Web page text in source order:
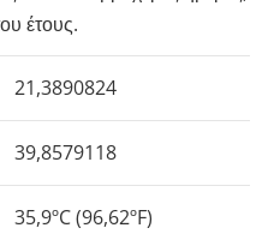
έτους.
21,3890824
39,8579118
35,9ºC (96,62ºF)